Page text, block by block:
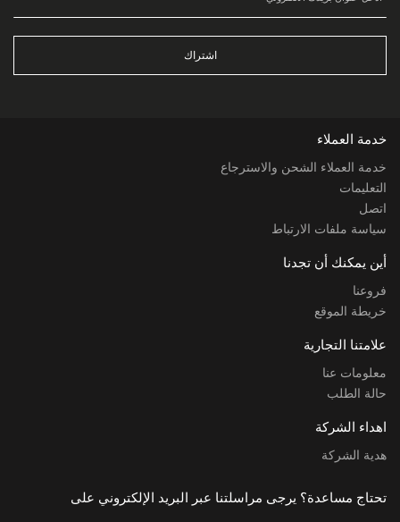
اشتراك
خدمة العملاء
خدمة العملاء الشحن والاسترجاع
التعليمات
اتصل
سياسة ملفات الارتباط
أين يمكنك أن تجدنا
فروعنا
خريطة الموقع
علامتنا التجارية
معلومات عنا
حالة الطلب
اهداء الشركة
هدية الشركة
تحتاج مساعدة؟ يرجى مراسلتنا عبر البريد الإلكتروني على